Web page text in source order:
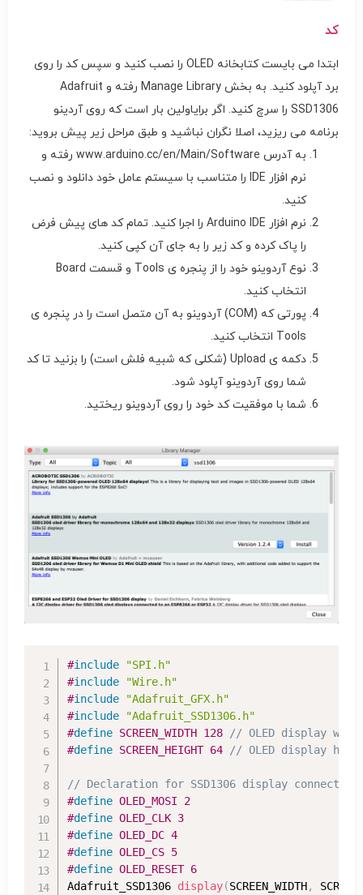
کد
ابتدا می بایست کتابخانه OLED را نصب کنید و سپس کد را روی
برد آپلود کنید. به بخش Manage Library رفته و Adafruit
SSD1306 را سرچ کنید. اگر برایاولین بار است که روی آردینو
برنامه می ریزید، اصلا نگران نباشید و طبق مراحل زیر پیش بروید:
به آدرس www.arduino.cc/en/Main/Software رفته و
نرم افزار IDE را متناسب با سیستم عامل خود دانلود و نصب
کنید.
نرم افزار Arduino IDE را اجرا کنید. تمام کد های پیش فرض
را پاک کرده و کد زیر را به جای آن کپی کنید.
نوع آردوینو خود را از پنجره ی Tools و قسمت Board
انتخاب کنید.
پورتی که (COM) آردوینو به آن متصل است را در پنجره ی
Tools انتخاب کنید.
دکمه ی Upload (شکلی که شبیه فلش است) را بزنید تا کد
شما روی آردوینو آپلود شود.
شما با موفقیت کد خود را روی آردوینو ریختید.
#include
"SPI.h"
#include
"Wire.h"
#include
"Adafruit_GFX.h"
#include
"Adafruit_SSD1306.h"
#define SCREEN_WIDTH 128
// OLED display
#define SCREEN_HEIGHT 64 // OLED display
// Declaration for SSD1306 display
#define OLED_MOSI 2
#define OLED_CLK 3
#define OLED_DC 4
#define OLED_CS 5
#define OLED_RESET 6
Adafruit_SSD1306 display(SCREEN_WIDTH,